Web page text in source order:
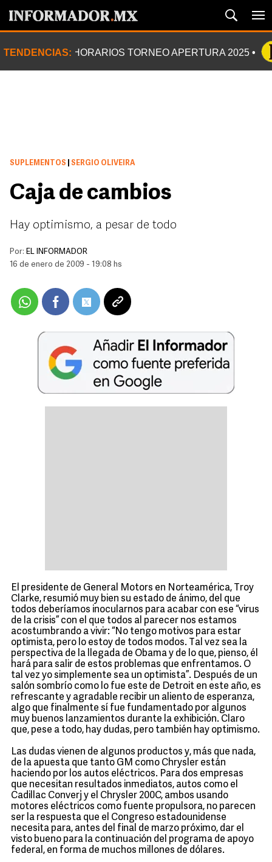
TENDENCIAS: HORARIOS TORNEO APERTURA 2025
SUPLEMENTOS SERGIO OLIVEIRA
Caja de cambios
Hay optimismo, a pesar de todo
Por: EL INFORMADOR
16 de enero de 2009 - 19:08 hs
El presidente de General Motors en Norteamérica, Troy
Clarke, resumió muy bien su estado de ánimo, del que
todos deberíamos inocularnos para acabar con ese “virus
de la crisis” con el que todos al parecer nos estamos
acostumbrando a vivir: “No tengo motivos para estar
optimista, pero lo estoy de todos modos. Tal vez sea la
perspectiva de la llegada de Obama y de lo que, pienso, él
hará para salir de estos problemas que enfrentamos. O
tal vez yo simplemente sea un optimista”. Después de un
salón sombrío como lo fue este de Detroit en este año, es
refrescante y agradable recibir un aliento de esperanza,
algo que finalmente sí fue fundamentado por algunos
muy buenos lanzamientos durante la exhibición. Claro
que, pese a todo, hay dudas, pero también hay optimismo.
Las dudas vienen de algunos productos y, más que nada,
de la apuesta que tanto GM como Chrysler están
haciendo por los autos eléctricos. Para dos empresas
que necesitan resultados inmediatos, autos como el
Cadillac Converj y el Chrysler 200C, ambos usando
motores eléctricos como fuente propulsora, no parecen
ser la respuesta que el Congreso estadounidense
necesita para, antes del final de marzo próximo, dar el
visto bueno para la continuación del programa de apoyo
federal, en forma de muchos millones de dólares.